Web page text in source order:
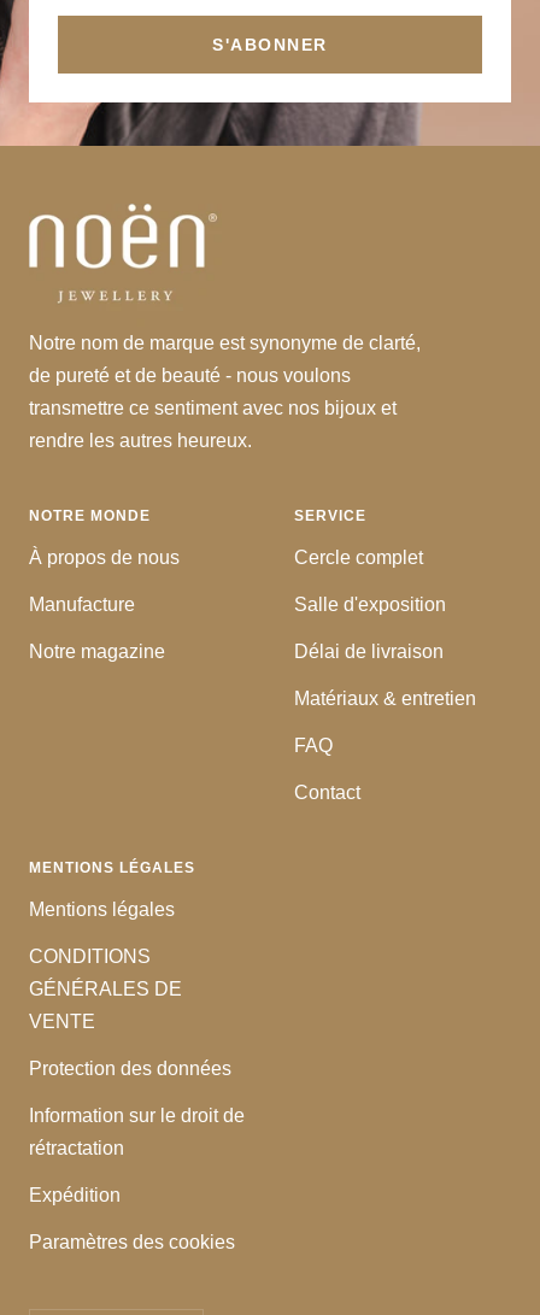
S'ABONNER
Notre nom de marque est synonyme de clarté,
de pureté et de beauté - nous voulons
transmettre ce sentiment avec nos bijoux et
rendre les autres heureux.
NOTRE MONDE
À propos de nous
Manufacture
Notre magazine
SERVICE
Cercle complet
Salle d'exposition
Délai de livraison
Matériaux & entretien
FAQ
Contact
MENTIONS LÉGALES
Mentions légales
CONDITIONS
GÉNÉRALES DE
VENTE
Protection des données
Information sur le droit de
rétractation
Expédition
Paramètres des cookies